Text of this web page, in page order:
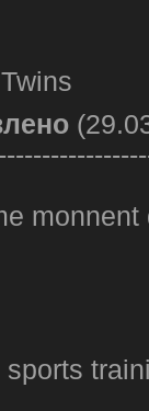
monnent
sports